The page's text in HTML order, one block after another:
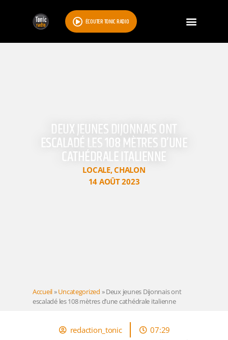
ÉCOUTER TONIC RADIO
DEUX JEUNES DIJONNAIS ONT
ESCALADÉ LES 108 MÈTRES D’UNE
CATHÉDRALE ITALIENNE
LOCALE,CHALON
14 AOÛT 2023
Accueil»Uncategorized »Deux jeunes Dijonnais ont
escaladé les 108 mètres d’une cathédrale italienne
redaction_tonic
07:29